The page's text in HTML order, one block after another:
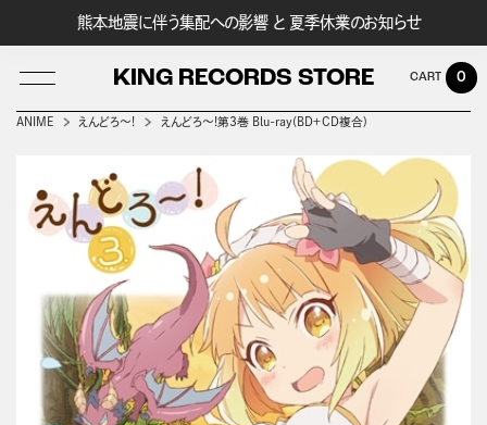
熊本地震に伴う集配への影響 と 夏季休業のお知らせ
KING RECORDS STORE
LOG IN
0
ANIME えんどろ～! えんどろ～!第3巻 Blu-ray(BD＋CD複合)